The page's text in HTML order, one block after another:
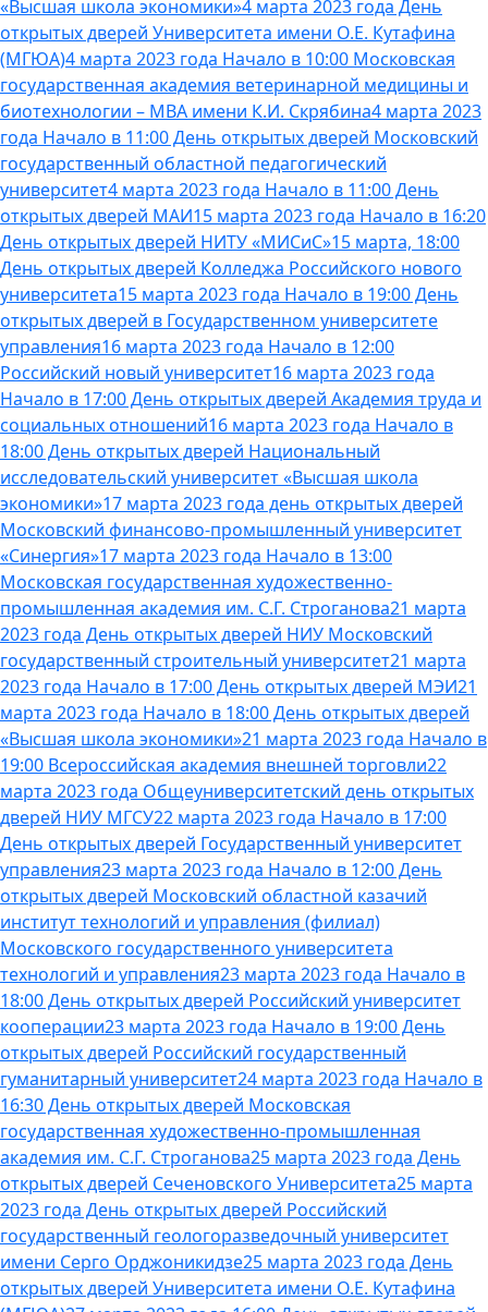
«Высшая школа экономики»4 марта 2023 года День
открытых дверей Университета имени О.Е. Кутафина
(МГЮА)4 марта 2023 года Начало в 10:00 Московская
государственная академия ветеринарной медицины и
биотехнологии – МВА имени К.И. Скрябина4 марта 2023
года Начало в 11:00 День открытых дверей Московский
государственный областной педагогический
университет4 марта 2023 года Начало в 11:00 День
открытых дверей МАИ15 марта 2023 года Начало в 16:20
День открытых дверей НИТУ «МИСиС»15 марта, 18:00
День открытых дверей Колледжа Российского нового
университета15 марта 2023 года Начало в 19:00 День
открытых дверей в Государственном университете
управления16 марта 2023 года Начало в 12:00
Российский новый университет16 марта 2023 года
Начало в 17:00 День открытых дверей Академия труда и
социальных отношений16 марта 2023 года Начало в
18:00 День открытых дверей Национальный
исследовательский университет «Высшая школа
экономики»17 марта 2023 года день открытых дверей
Московский финансово-промышленный университет
«Синергия»17 марта 2023 года Начало в 13:00
Московская государственная художественно-
промышленная академия им. С.Г. Строганова21 марта
2023 года День открытых дверей НИУ Московский
государственный строительный университет21 марта
2023 года Начало в 17:00 День открытых дверей МЭИ21
марта 2023 года Начало в 18:00 День открытых дверей
«Высшая школа экономики»21 марта 2023 года Начало в
19:00 Всероссийская академия внешней торговли22
марта 2023 года Общеуниверситетский день открытых
дверей НИУ МГСУ22 марта 2023 года Начало в 17:00
День открытых дверей Государственный университет
управления23 марта 2023 года Начало в 12:00 День
открытых дверей Московский областной казачий
институт технологий и управления (филиал)
Московского государственного университета
технологий и управления23 марта 2023 года Начало в
18:00 День открытых дверей Российский университет
кооперации23 марта 2023 года Начало в 19:00 День
открытых дверей Российский государственный
гуманитарный университет24 марта 2023 года Начало в
16:30 День открытых дверей Московская
государственная художественно-промышленная
академия им. С.Г. Строганова25 марта 2023 года День
открытых дверей Сеченовского Университета25 марта
2023 года День открытых дверей Российский
государственный геологоразведочный университет
имени Серго Орджоникидзе25 марта 2023 года День
открытых дверей Университета имени О.Е. Кутафина